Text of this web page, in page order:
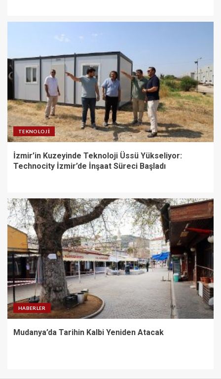
TEKNOLOJI
İzmir’in Kuzeyinde Teknoloji Üssü Yükseliyor:
Technocity İzmir’de İnşaat Süreci Başladı
HABERLER
Mudanya’da Tarihin Kalbi Yeniden Atacak